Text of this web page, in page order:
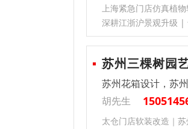
上海紧急门店仿真植
深耕江浙沪景观升级 |
苏州三棵树园
苏州花箱设计，苏
胡先生
太仓门店软装改造｜